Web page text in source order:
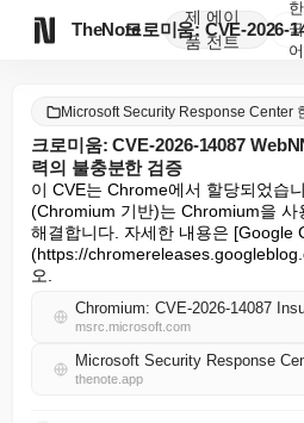
TheNote
제
품
에이
전트
한
국
어
Microsoft Security Response Center
크로미움: CVE-2026-14087
력의 불충분한 검증
이 CVE는 Chrome에서 할당되었습
(Chromium 기반)는 Chromium을 사
해결합니다. 자세한 내용은 [Google
(https://
오.
msrc.microsoft.com
Microsoft Security Response
thenote.app